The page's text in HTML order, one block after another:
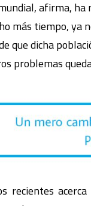
afirma,
más tiempo, ya
que dicha
problemas
acerca